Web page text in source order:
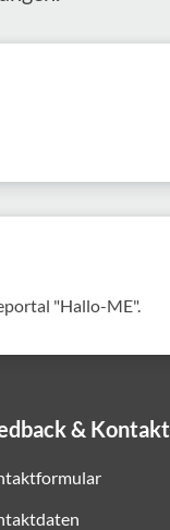
"Hallo-ME".
& Kontakt